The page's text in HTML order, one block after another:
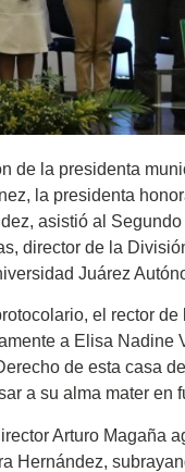
de la presidenta
la presidenta
asistió al
director de la
Juárez
el rector
a Elisa Nadine
de esta casa
a su alma mater
Arturo Magaña
Hernández,